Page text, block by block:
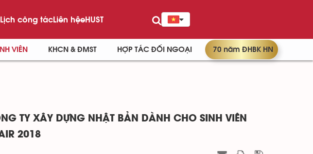
Lịch công tácLiên hệeHUST
VIÊN KHCN & ĐMST HỢP TÁC ĐỐI NGOẠI 70 năm ĐHBK HN
TY XÂY DỰNG NHẬT BẢN DÀNH CHO SINH VIÊN
2018